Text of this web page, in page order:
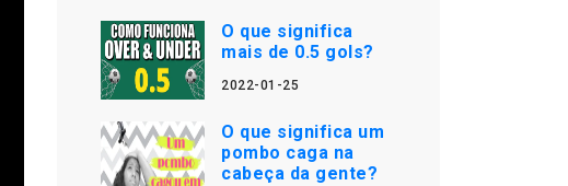
O que significa
mais de 0.5 gols?
2022-01-25
O que significa um
pombo caga na
cabeça da gente?